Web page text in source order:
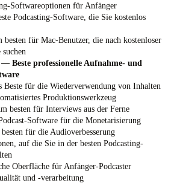
Softwareoptionen für Anfänger
Podcasting-Software, die Sie kostenlos
besten für Mac-Benutzer, die nach kostenloser
Beste professionelle Aufnahme- und
für die Wiederverwendung von Inhalten
Produktionswerkzeug
besten für Interviews aus der Ferne
Software für die Monetarisierung
für die Audioverbesserung
auf die Sie in der besten Podcasting-
Oberfläche für Anfänger-Podcaster
und -verarbeitung